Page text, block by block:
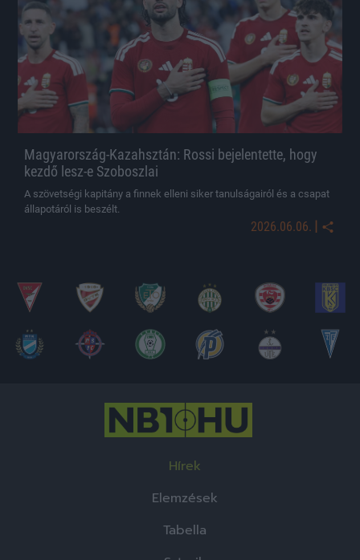
Magyarország-Kazahsztán: Rossi bejelentette, hogy
kezdő lesz-e Szoboszlai
A szövetségi kapitány a finnek elleni siker tanulságairól és a csapat
állapotáról is beszélt.
2026.06.06. |
Hírek
Elemzések
Tabella